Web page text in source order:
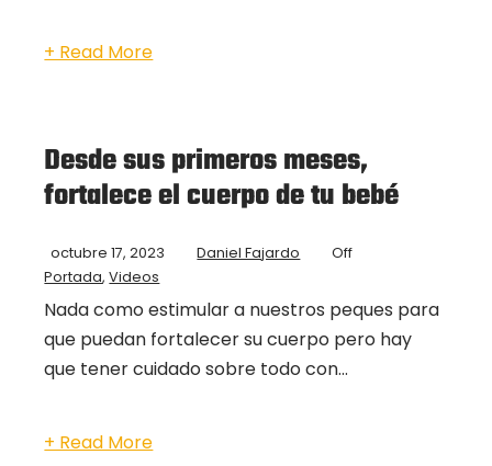
+ Read More
Desde sus primeros meses,
fortalece el cuerpo de tu bebé
octubre 17, 2023 Daniel Fajardo
Off
Portada,Videos
Nada como estimular a nuestros peques para
que puedan fortalecer su cuerpo pero hay
que tener cuidado sobre todo con...
+ Read More